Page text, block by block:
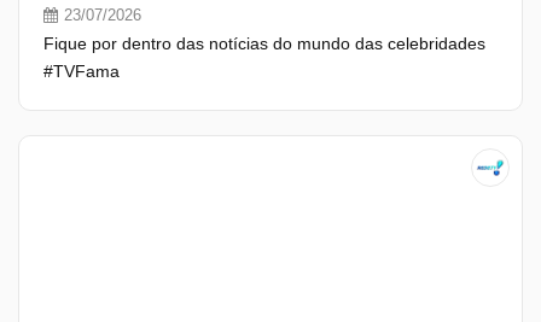
23/07/2026
Fique por dentro das notícias do mundo das celebridades
#TVFama